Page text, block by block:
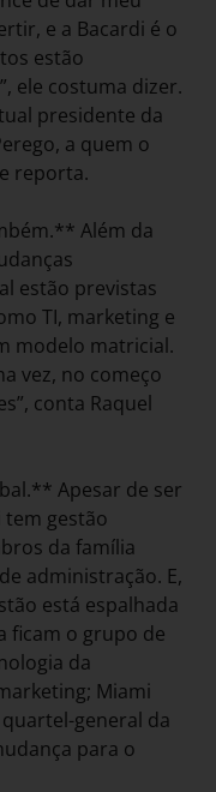
e a Bacardi é o
estão
ele costuma dizer.
presidente da
a quem o
reporta.
Além da
estão previstas
TI, marketing e
modelo matricial.
vez, no começo
conta Raquel
Apesar de ser
tem gestão
da família
administração. E,
está espalhada
ficam o grupo de
da
Miami
general da
para o